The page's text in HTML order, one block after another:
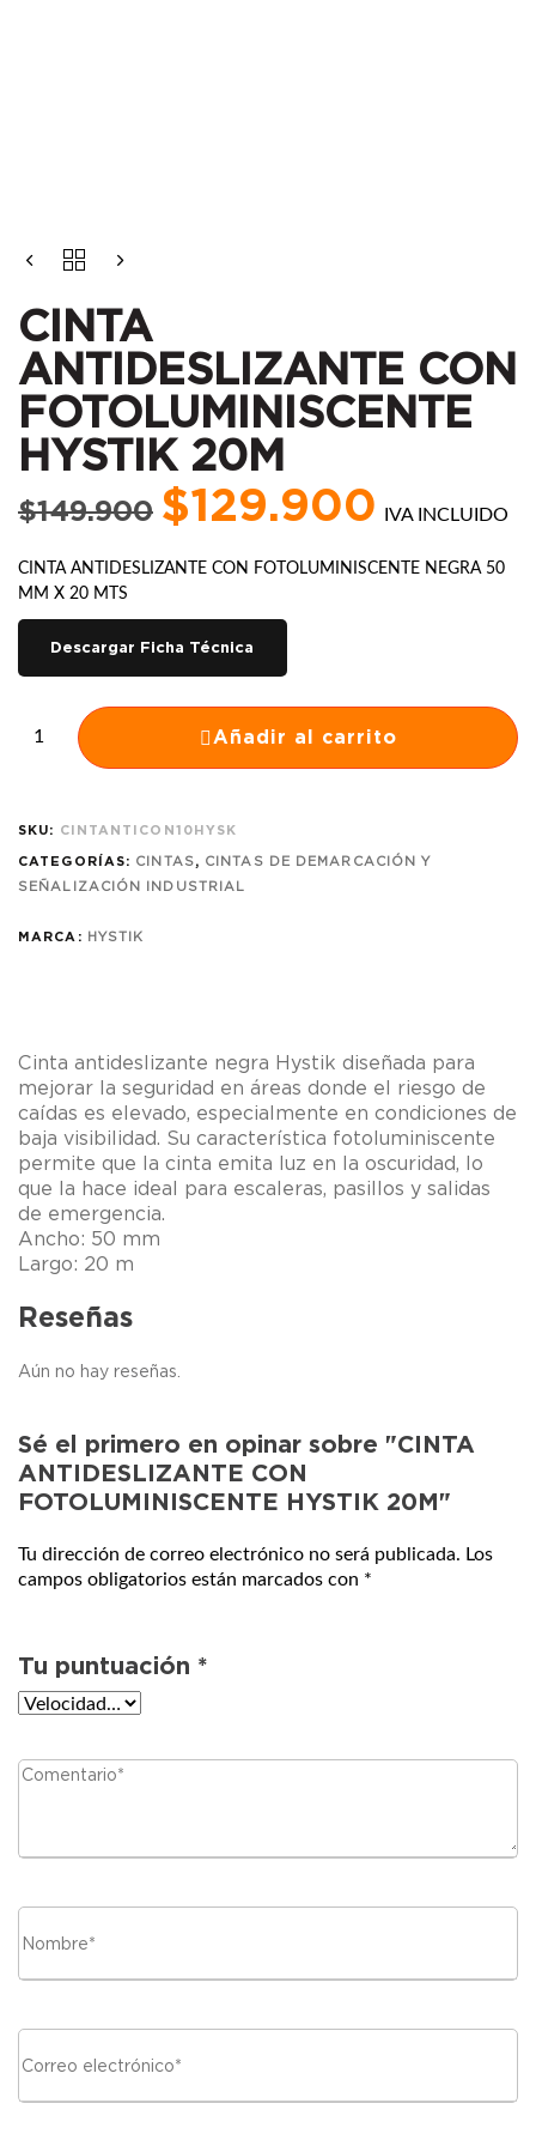
CINTA
ANTIDESLIZANTE CON
FOTOLUMINISCENTE
HYSTIK 20M
$149.900
original
era:
$149.900.
$129.900
actual
es:
$129.900.
IVA INCLUIDO
CINTA ANTIDESLIZANTE CON FOTOLUMINISCENTE NEGRA 50
MM X 20 MTS
Descargar Ficha Técnica
CINTA
CON
FOTOLUMINISCENTE
HYSTIK
20M
CANTIDAD
Añadir al carrito
SKU: CINTANTICON10HYSK
CATEGORÍAS: CINTAS, CINTAS DE DEMARCACIÓN Y
SEÑALIZACIÓN INDUSTRIAL
MARCA: HYSTIK
Cinta antideslizante negra Hystik diseñada para
mejorar la seguridad en áreas donde el riesgo de
caídas es elevado, especialmente en condiciones de
baja visibilidad. Su característica fotoluminiscente
permite que la cinta emita luz en la oscuridad, lo
que la hace ideal para escaleras, pasillos y salidas
de emergencia.
Ancho: 50 mm
Largo: 20 m
Reseñas
Aún no hay reseñas.
Sé el primero en opinar sobre "CINTA
ANTIDESLIZANTE CON
FOTOLUMINISCENTE HYSTIK 20M"
Tu dirección de correo electrónico no será publicada. Los
campos obligatorios están marcados con *